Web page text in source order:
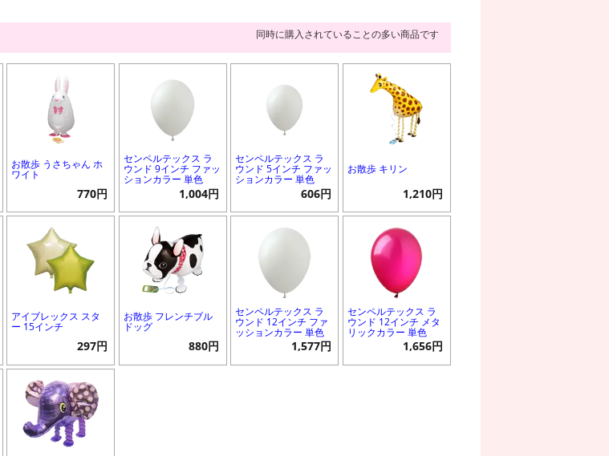
同時に購入されていることの多い商品です
お散歩 うさちゃん ホ
ワイト
770円
センペルテックス ラ
ウンド 9インチ ファッ
ションカラー 単色
1,004円
センペルテックス ラ
ウンド 5インチ ファッ
ションカラー 単色
606円
お散歩 キリン
1,210円
アイブレックス スタ
ー 15インチ
297円
お散歩 フレンチブル
ドッグ
880円
センペルテックス ラ
ウンド 12インチ ファ
ッションカラー 単色
1,577円
センペルテックス ラ
ウンド 12インチ メタ
リックカラー 単色
1,656円